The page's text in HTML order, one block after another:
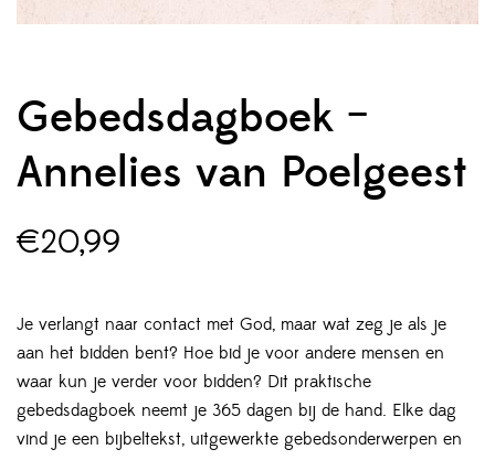
Gebedsdagboek –
Annelies van Poelgeest
€20,99
Je verlangt naar contact met God, maar wat zeg je als je
aan het bidden bent? Hoe bid je voor andere mensen en
waar kun je verder voor bidden? Dit praktische
gebedsdagboek neemt je 365 dagen bij de hand. Elke dag
vind je een bijbeltekst, uitgewerkte gebedsonderwerpen en